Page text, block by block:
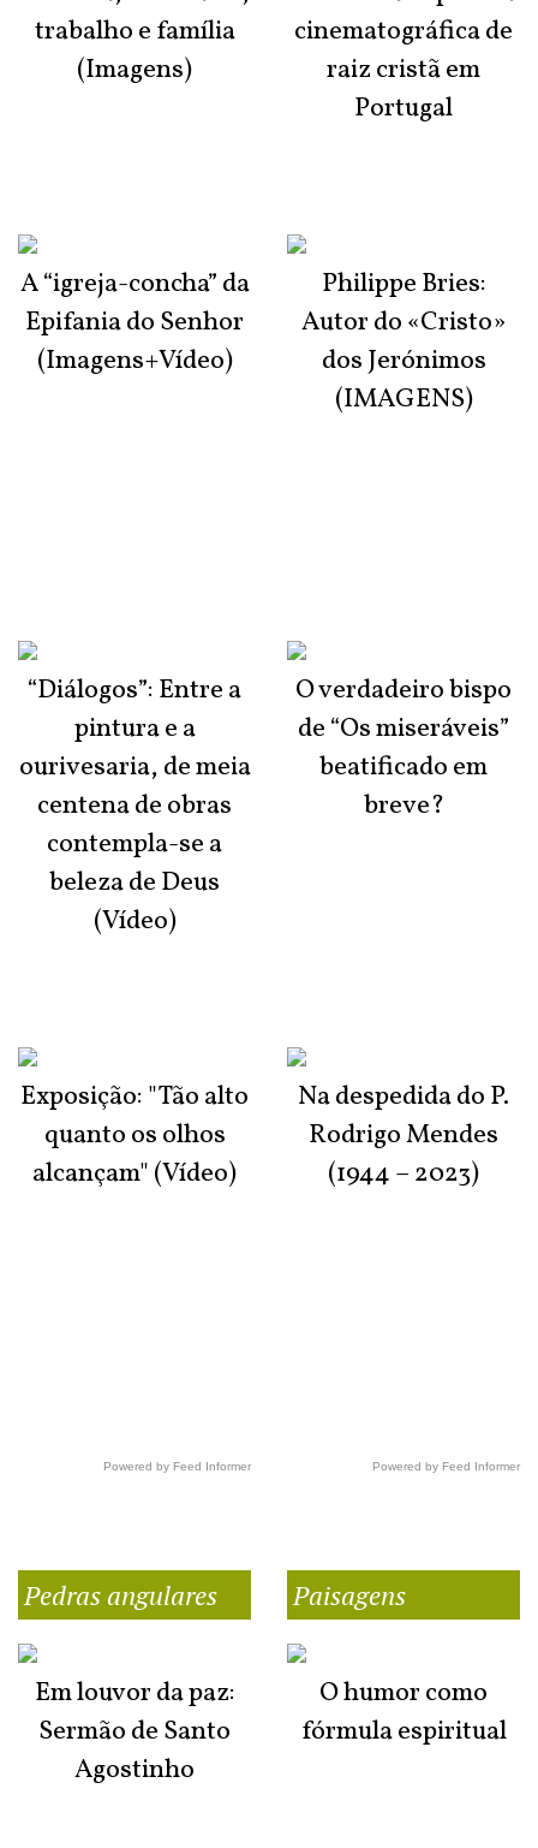
trabalho e família
(Imagens)
A “igreja-concha” da
Epifania do Senhor
(Imagens+Vídeo)
“Diálogos”: Entre a
pintura e a
ourivesaria, de meia
centena de obras
contempla-se a
beleza de Deus
(Vídeo)
Exposição: "Tão alto
quanto os olhos
alcançam" (Vídeo)
Powered by Feed Informer
cinematográfica de
raiz cristã em
Portugal
Philippe Bries:
Autor do «Cristo»
dos Jerónimos
(IMAGENS)
O verdadeiro bispo
de “Os miseráveis”
beatificado em
breve?
Na despedida do P.
Rodrigo Mendes
(1944 – 2023)
Powered by Feed Informer
Pedras angulares
Em louvor da paz:
Sermão de Santo
Agostinho
Paisagens
O humor como
fórmula espiritual